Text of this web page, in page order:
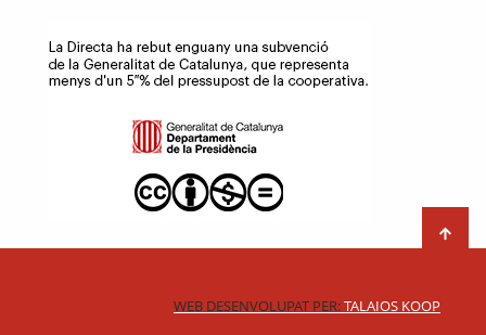
WEB DESENVOLUPAT PER:TALAIOS KOOP